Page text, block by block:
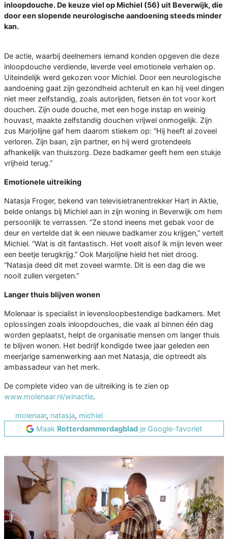
inloopdouche. De keuze viel op Michiel (56) uit Beverwijk, die
door een slopende neurologische aandoening steeds minder
kan.
De actie, waarbij deelnemers iemand konden opgeven die deze
inloopdouche verdiende, leverde veel emotionele verhalen op.
Uiteindelijk werd gekozen voor Michiel. Door een neurologische
aandoening gaat zijn gezondheid achteruit en kan hij veel dingen
niet meer zelfstandig, zoals autorijden, fietsen én tot voor kort
douchen. Zijn oude douche, met een hoge instap en weinig
houvast, maakte zelfstandig douchen vrijwel onmogelijk. Zijn
zus Marjolijne gaf hem daarom stiekem op: “Hij heeft al zoveel
verloren. Zijn baan, zijn partner, en hij werd grotendeels
afhankelijk van thuiszorg. Deze badkamer geeft hem een stukje
vrijheid terug.”
Emotionele uitreiking
Natasja Froger, bekend van televisietranentrekker Hart in Aktie,
belde onlangs bij Michiel aan in zijn woning in Beverwijk om hem
persoonlijk te verrassen. “Ze stond ineens met gebak voor de
deur en vertelde dat ik een nieuwe badkamer zou krijgen,” vertelt
Michiel. “Wat is dit fantastisch. Het voelt alsof ik mijn leven weer
een beetje terugkrijg.” Ook Marjolijne hield het niet droog.
“Natasja deed dit met zoveel warmte. Dit is een dag die we
nooit zullen vergeten.”
Langer thuis blijven wonen
Molenaar is specialist in levensloopbestendige badkamers. Met
oplossingen zoals inloopdouches, die vaak al binnen één dag
worden geplaatst, helpt de organisatie mensen om langer thuis
te blijven wonen. Het bedrijf kondigde twee jaar geleden een
meerjarige samenwerking aan met Natasja, die optreedt als
ambassadeur van het merk.
De complete video van de uitreiking is te zien op
www.molenaar.nl/winactie.
molenaar, natasja, michiel
Maak Rotterdammerdagblad je Google-favoriet